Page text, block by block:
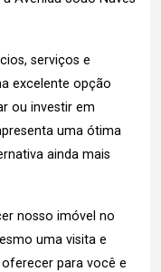
serviços e
excelente opção
ou investir em
uma ótima
ainda mais
nosso imóvel no
uma visita e
para você e